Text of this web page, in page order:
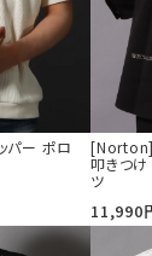
絞り込んで検
パー ポロ
[Norton]
叩きつ
ツ
11,990